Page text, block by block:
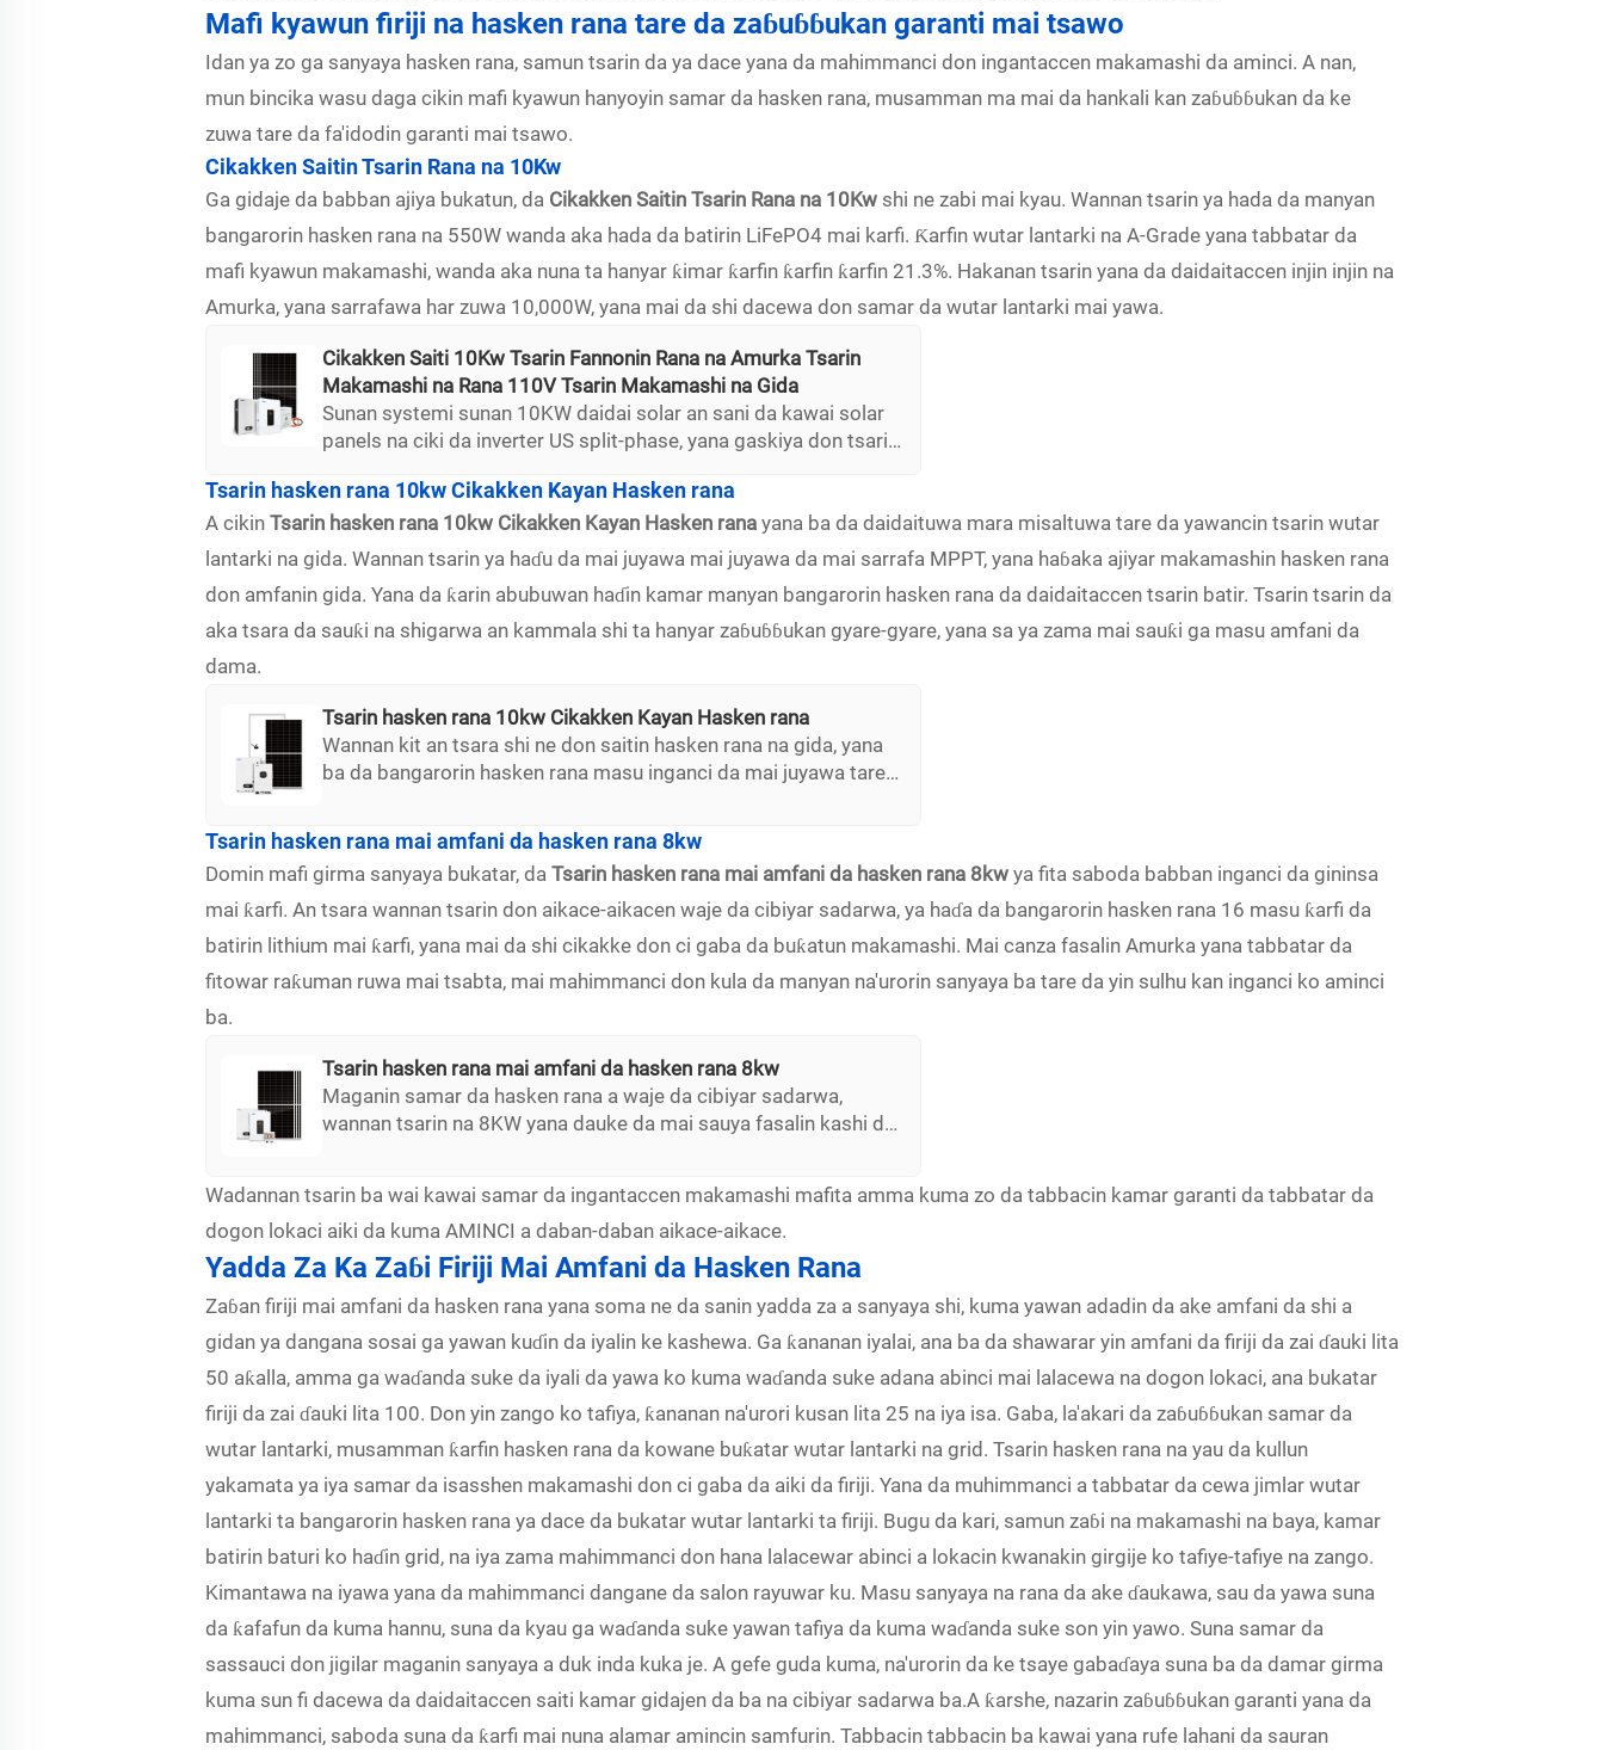
Mafi kyawun firiji na hasken rana tare da zaɓuɓɓukan garanti mai tsawo
Idan ya zo ga sanyaya hasken rana, samun tsarin da ya dace yana da mahimmanci don ingantaccen makamashi da aminci. A nan,
mun bincika wasu daga cikin mafi kyawun hanyoyin samar da hasken rana, musamman ma mai da hankali kan zaɓuɓɓukan da ke
zuwa tare da fa'idodin garanti mai tsawo.
Cikakken Saitin Tsarin Rana na 10Kw
Ga gidaje da babban ajiya bukatun, da Cikakken Saitin Tsarin Rana na 10Kw shi ne zabi mai kyau. Wannan tsarin ya hada da manyan
bangarorin hasken rana na 550W wanda aka hada da batirin LiFePO4 mai karfi. Ƙarfin wutar lantarki na A-Grade yana tabbatar da
mafi kyawun makamashi, wanda aka nuna ta hanyar ƙimar ƙarfin ƙarfin ƙarfin 21.3%. Hakanan tsarin yana da daidaitaccen injin injin na
Amurka, yana sarrafawa har zuwa 10,000W, yana mai da shi dacewa don samar da wutar lantarki mai yawa.
Cikakken Saiti 10Kw Tsarin Fannonin Rana na Amurka Tsarin
Makamashi na Rana 110V Tsarin Makamashi na Gida
Sunan systemi sunan 10KW daidai solar an sani da kawai solar
panels na ciki da inverter US split-phase, yana gaskiya don tsarin
komponentin cikakkena a ce PV combined box da lightning
arrester, an zuba energy production don samun hajarin masu aiki.
Tsarin hasken rana 10kw Cikakken Kayan Hasken rana
A cikin Tsarin hasken rana 10kw Cikakken Kayan Hasken rana yana ba da daidaituwa mara misaltuwa tare da yawancin tsarin wutar
lantarki na gida. Wannan tsarin ya haɗu da mai juyawa mai juyawa da mai sarrafa MPPT, yana haɓaka ajiyar makamashin hasken rana
don amfanin gida. Yana da ƙarin abubuwan haɗin kamar manyan bangarorin hasken rana da daidaitaccen tsarin batir. Tsarin tsarin da
aka tsara da sauƙi na shigarwa an kammala shi ta hanyar zaɓuɓɓukan gyare-gyare, yana sa ya zama mai sauƙi ga masu amfani da
dama.
Tsarin hasken rana 10kw Cikakken Kayan Hasken rana
Wannan kit an tsara shi ne don saitin hasken rana na gida, yana
ba da bangarorin hasken rana masu inganci da mai juyawa tare
makamashin rana, mai sauƙin shigarwa, kuma ya dace
musamman don amfani da wutar lantarki na gida, yana ba da
tabbaci da ingantaccen makamashi.
Tsarin hasken rana mai amfani da hasken rana 8kw
Domin mafi girma sanyaya bukatar, da Tsarin hasken rana mai amfani da hasken rana 8kw ya fita saboda babban inganci da gininsa
mai ƙarfi. An tsara wannan tsarin don aikace-aikacen waje da cibiyar sadarwa, ya haɗa da bangarorin hasken rana 16 masu ƙarfi da
batirin lithium mai ƙarfi, yana mai da shi cikakke don ci gaba da buƙatun makamashi. Mai canza fasalin Amurka yana tabbatar da
fitowar raƙuman ruwa mai tsabta, mai mahimmanci don kula da manyan na'urorin sanyaya ba tare da yin sulhu kan inganci ko aminci
ba.
Tsarin hasken rana mai amfani da hasken rana 8kw
Maganin samar da hasken rana a waje da cibiyar sadarwa,
wannan tsarin na 8KW yana dauke da mai sauya fasalin kashi da
ciki har da na'urorin sanyaya. Ana inganta amincinsa ta hanyar
fasali na ci gaba kamar lokacin sauyawa na 10ms da babban
ƙarfin kaya.
Wadannan tsarin ba wai kawai samar da ingantaccen makamashi mafita amma kuma zo da tabbacin kamar garanti da tabbatar da
dogon lokaci aiki da kuma AMINCI a daban-daban aikace-aikace.
Yadda Za Ka Zaɓi Firiji Mai Amfani da Hasken Rana
Zaɓan firiji mai amfani da hasken rana yana soma ne da sanin yadda za a sanyaya shi, kuma yawan adadin da ake amfani da shi a
gidan ya dangana sosai ga yawan kuɗin da iyalin ke kashewa. Ga ƙananan iyalai, ana ba da shawarar yin amfani da firiji da zai ɗauki lita
50 aƙalla, amma ga waɗanda suke da iyali da yawa ko kuma waɗanda suke adana abinci mai lalacewa na dogon lokaci, ana bukatar
firiji da zai ɗauki lita 100. Don yin zango ko tafiya, ƙananan na'urori kusan lita 25 na iya isa. Gaba, la'akari da zaɓuɓɓukan samar da
wutar lantarki, musamman ƙarfin hasken rana da kowane buƙatar wutar lantarki na grid. Tsarin hasken rana na yau da kullun
yakamata ya iya samar da isasshen makamashi don ci gaba da aiki da firiji. Yana da muhimmanci a tabbatar da cewa jimlar wutar
lantarki ta bangarorin hasken rana ya dace da bukatar wutar lantarki ta firiji. Bugu da kari, samun zaɓi na makamashi na baya, kamar
batirin baturi ko haɗin grid, na iya zama mahimmanci don hana lalacewar abinci a lokacin kwanakin girgije ko tafiye-tafiye na zango.
Kimantawa na iyawa yana da mahimmanci dangane da salon rayuwar ku. Masu sanyaya na rana da ake ɗaukawa, sau da yawa suna
da ƙafafun da kuma hannu, suna da kyau ga waɗanda suke yawan tafiya da kuma waɗanda suke son yin yawo. Suna samar da
sassauci don jigilar maganin sanyaya a duk inda kuka je. A gefe guda kuma, na'urorin da ke tsaye gabaɗaya suna ba da damar girma
kuma sun fi dacewa da daidaitaccen saiti kamar gidajen da ba na cibiyar sadarwa ba.A ƙarshe, nazarin zaɓuɓɓukan garanti yana da
mahimmanci, saboda suna da ƙarfi mai nuna alamar amincin samfurin. Tabbacin tabbacin ba kawai yana rufe lahani da sauran